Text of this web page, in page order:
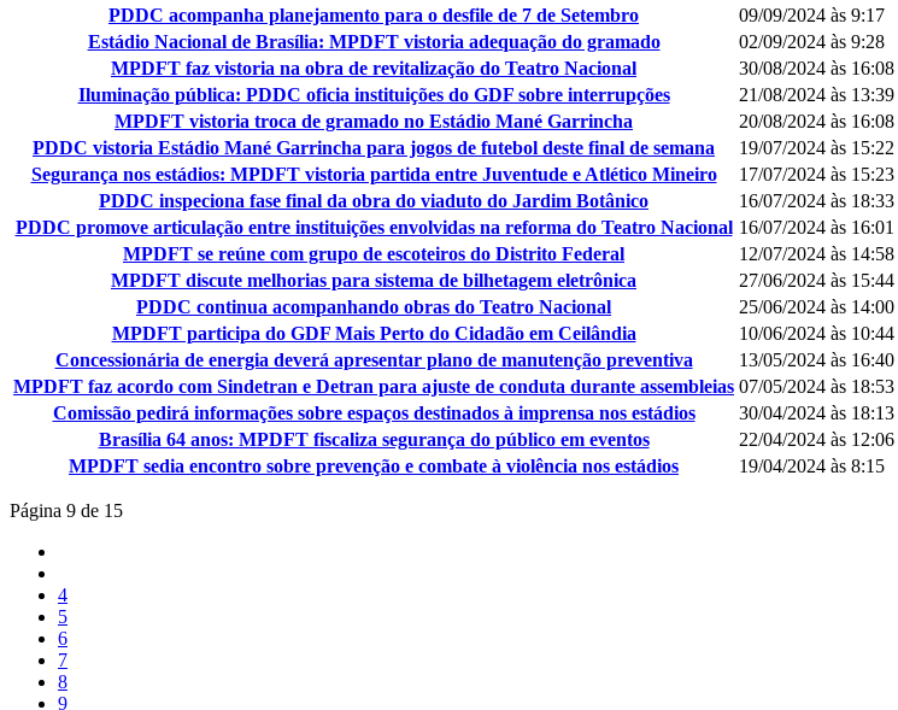
PDDC acompanha planejamento para o desfile de 7 de Setembro
09/09/2024 às 9:17
Estádio Nacional de Brasília: MPDFT vistoria adequação do gramado
02/09/2024 às 9:28
MPDFT faz vistoria na obra de revitalização do Teatro Nacional
30/08/2024 às 16:08
Iluminação pública: PDDC oficia instituições do GDF sobre interrupções
21/08/2024 às 13:39
MPDFT vistoria troca de gramado no Estádio Mané Garrincha
20/08/2024 às 16:08
PDDC vistoria Estádio Mané Garrincha para jogos de futebol deste final de semana
19/07/2024 às 15:22
Segurança nos estádios: MPDFT vistoria partida entre Juventude e Atlético Mineiro
17/07/2024 às 15:23
PDDC inspeciona fase final da obra do viaduto do Jardim Botânico
16/07/2024 às 18:33
PDDC promove articulação entre instituições envolvidas na reforma do Teatro Nacional 16/07/2024 às 16:01
MPDFT se reúne com grupo de escoteiros do Distrito Federal
12/07/2024 às 14:58
MPDFT discute melhorias para sistema de bilhetagem eletrônica
27/06/2024 às 15:44
PDDC continua acompanhando obras do Teatro Nacional
25/06/2024 às 14:00
MPDFT participa do GDF Mais Perto do Cidadão em Ceilândia
10/06/2024 às 10:44
Concessionária de energia deverá apresentar plano de manutenção preventiva
13/05/2024 às 16:40
MPDFT faz acordo com Sindetran e Detran para ajuste de conduta durante assembleias 07/05/2024 às 18:53
Comissão pedirá informações sobre espaços destinados à imprensa nos estádios
30/04/2024 às 18:13
Brasília 64 anos: MPDFT fiscaliza segurança do público em eventos
22/04/2024 às 12:06
MPDFT sedia encontro sobre prevenção e combate à violência nos estádios
19/04/2024 às 8:15
Página 9 de 15
4
5
6
7
8
9